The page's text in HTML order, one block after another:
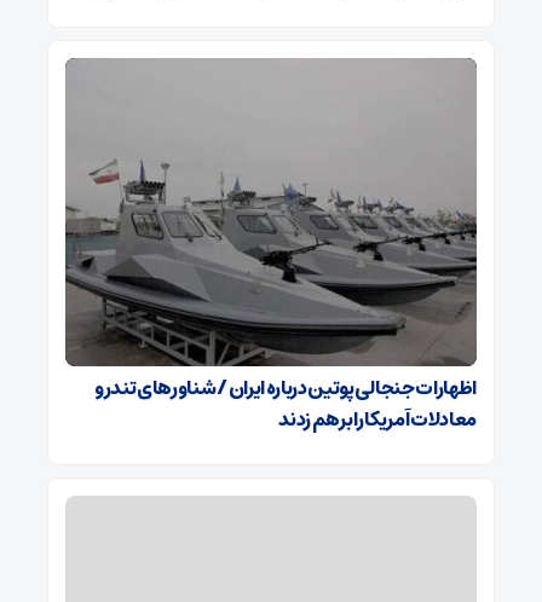
اظهارات جنجالی پوتین درباره ایران / شناورهای تندرو
معادلات آمریکا را برهم زدند